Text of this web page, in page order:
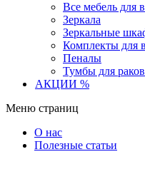
Все мебель для
Зеркала
Зеркальные
Комплекты для
Пеналы
Тумбы для
АКЦИИ %
Меню страниц
О нас
Полезные статьи